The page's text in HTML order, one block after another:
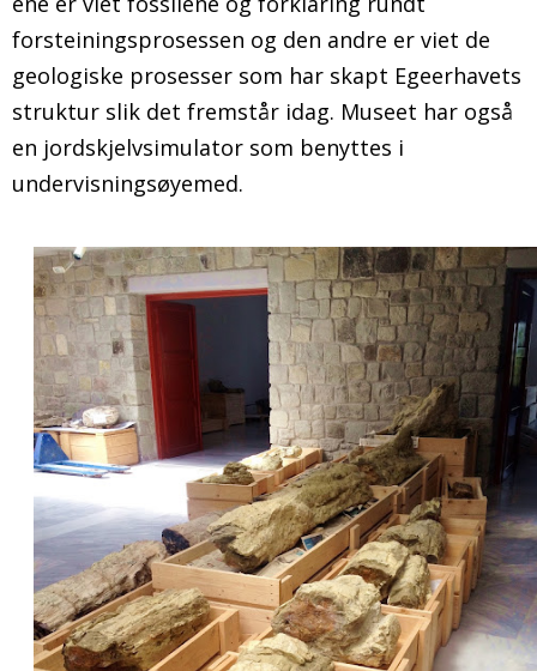
forsteiningsprosessen og den andre er viet de
geologiske prosesser som har skapt Egeerhavets
struktur slik det fremstår idag. Museet har også
en jordskjelvsimulator som benyttes i
undervisningsøyemed.